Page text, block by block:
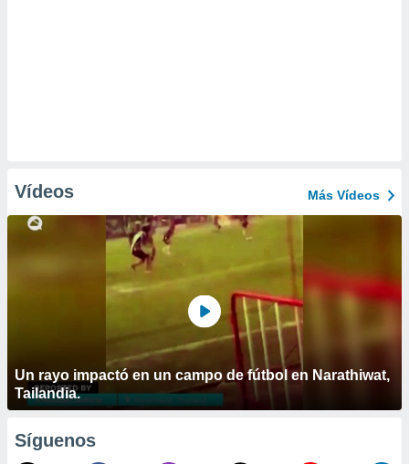
Vídeos Más Vídeos
Un rayo impactó en un campo de fútbol en Narathiwat,
Tailandia.
Síguenos